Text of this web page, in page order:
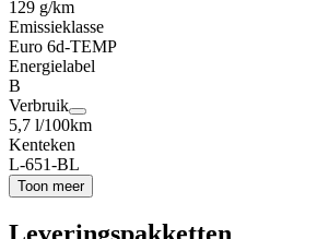
129 g/km
Emissieklasse
Euro 6d-TEMP
Energielabel
B
Verbruik
5,7 l/100km
Kenteken
L-651-BL
Toon meer